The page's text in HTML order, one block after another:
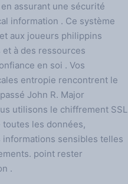
assurant une sécurité
information . Ce système
aux joueurs philippins
et à des ressources
en soi . Vos
entropie rencontrent le
John R. Major
utilisons le chiffrement SSL
les données,
sensibles telles
point rester
.